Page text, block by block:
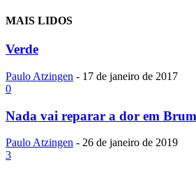
MAIS LIDOS
Verde
Paulo Atzingen - 17 de janeiro de 2017
0
Nada vai reparar a dor em
Paulo Atzingen - 26 de janeiro de 2019
3